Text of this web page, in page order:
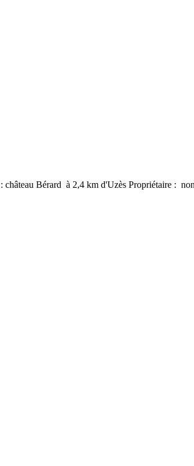
Bérard à 2,4 km d'Uzès Propriétaire :